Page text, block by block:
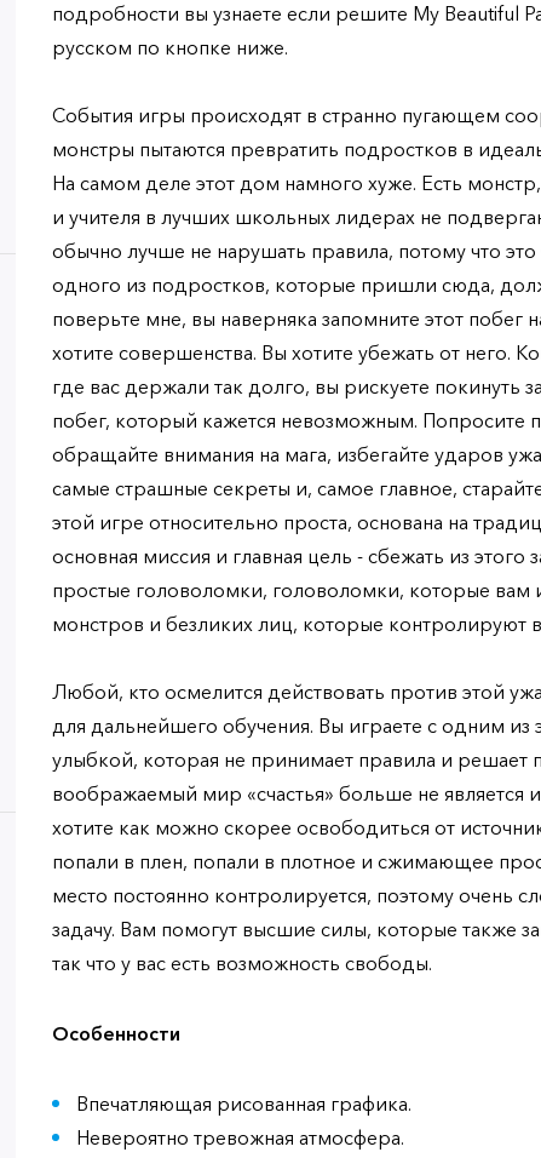
подробности вы узнаете если решите My Beautiful
русском по кнопке ниже.
События игры происходят в странно пугающем
монстры пытаются превратить подростков в
На самом деле этот дом намного хуже. Есть
и учителя в лучших школьных лидерах не
обычно лучше не нарушать правила, потому что
одного из подростков, которые пришли сюда,
поверьте мне, вы наверняка запомните этот побег
хотите совершенства. Вы хотите убежать от него.
где вас держали так долго, вы рискуете покинуть
побег, который кажется невозможным. Попросите
обращайте внимания на мага, избегайте ударов
самые страшные секреты и, самое главное,
этой игре относительно проста, основана на
основная миссия и главная цель - сбежать из
простые головоломки, головоломки, которые вам
монстров и безликих лиц, которые контролируют
Любой, кто осмелится действовать против этой
для дальнейшего обучения. Вы играете с одним из
улыбкой, которая не принимает правила и решает
воображаемый мир «счастья» больше не является
хотите как можно скорее освободиться от
попали в плен, попали в плотное и сжимающее
место постоянно контролируется, поэтому очень
задачу. Вам помогут высшие силы, которые также
так что у вас есть возможность свободы.
Особенности
Впечатляющая рисованная графика.
Невероятно тревожная атмосфера.